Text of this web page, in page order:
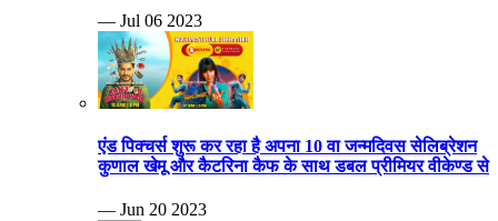
— Jul 06 2023
एंड पिक्चर्स शुरू कर रहा है अपना 10 वा जन्मदिवस सेलिब्रेशन
कुणाल खेमू और कैटरिना कैफ के साथ डबल प्रीमियर वीकेण्ड से
— Jun 20 2023